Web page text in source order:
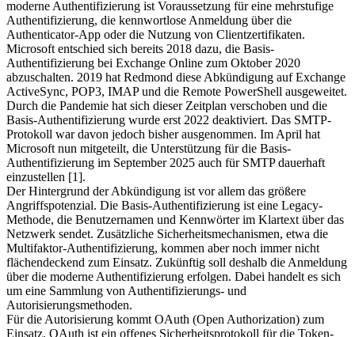
moderne Authentifizierung ist Voraussetzung für eine mehrstufige
Authentifizierung, die kennwortlose Anmeldung über die
Authenticator-App oder die Nutzung von Clientzertifikaten.
Microsoft entschied sich bereits 2018 dazu, die Basis-
Authentifizierung bei Exchange Online zum Oktober 2020
abzuschalten. 2019 hat Redmond diese Abkündigung auf Exchange
ActiveSync, POP3, IMAP und die Remote PowerShell ausgeweitet.
Durch die Pandemie hat sich dieser Zeitplan verschoben und die
Basis-Authentifizierung wurde erst 2022 deaktiviert. Das SMTP-
Protokoll war davon jedoch bisher ausgenommen. Im April hat
Microsoft nun mitgeteilt, die Unterstützung für die Basis-
Authentifizierung im September 2025 auch für SMTP dauerhaft
einzustellen [1].
Der Hintergrund der Abkündigung ist vor allem das größere
Angriffspotenzial. Die Basis-Authentifizierung ist eine Legacy-
Methode, die Benutzernamen und Kennwörter im Klartext über das
Netzwerk sendet. Zusätzliche Sicherheitsmechanismen, etwa die
Multifaktor-Authentifizierung, kommen aber noch immer nicht
flächendeckend zum Einsatz. Zukünftig soll deshalb die Anmeldung
über die moderne Authentifizierung erfolgen. Dabei handelt es sich
um eine Sammlung von Authentifizierungs- und
Autorisierungsmethoden.
Für die Autorisierung kommt OAuth (Open Authorization) zum
Einsatz. OAuth ist ein offenes Sicherheitsprotokoll für die Token-